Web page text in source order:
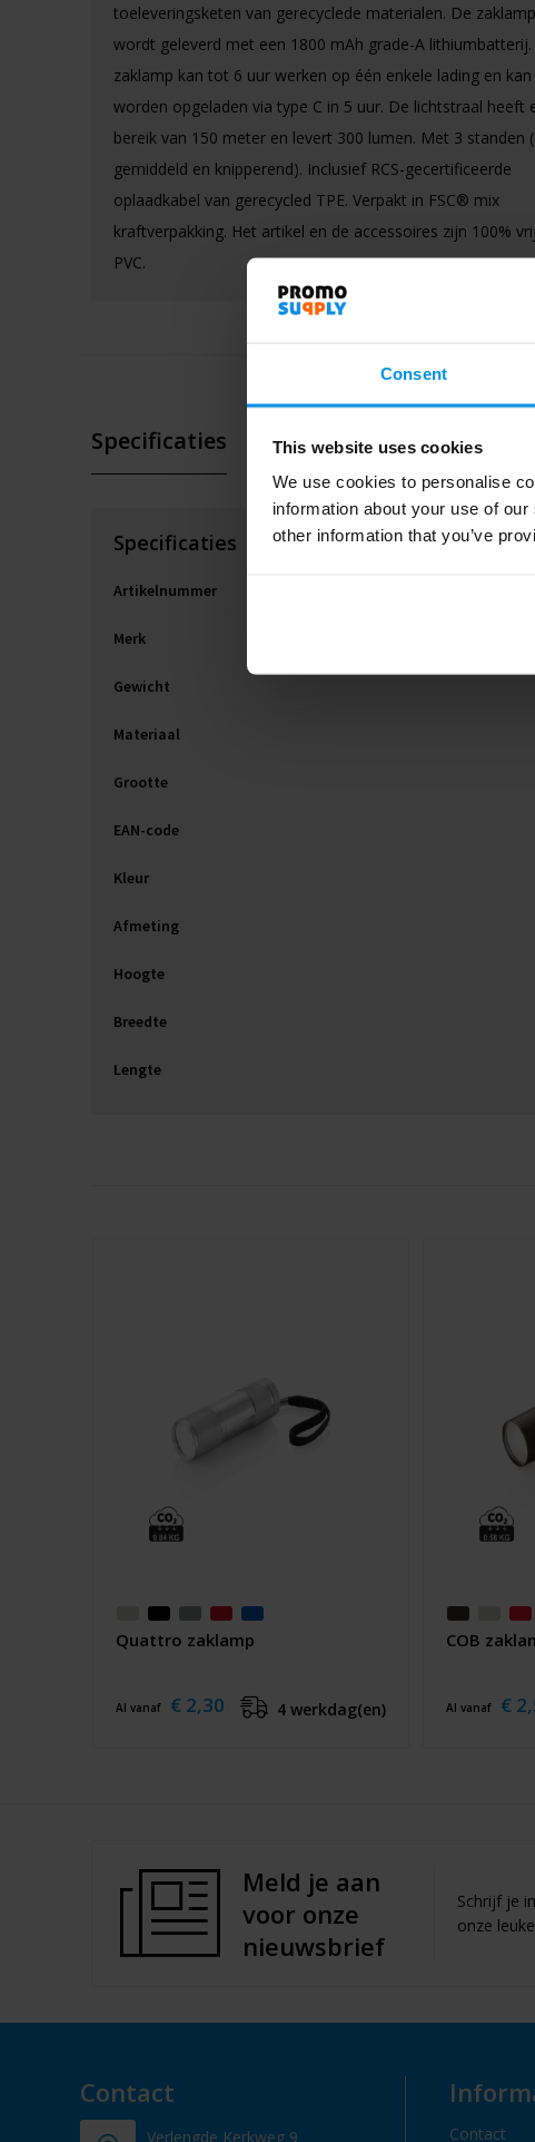
Consent
This website uses cookies
We use cookies to personalise
information about your use of
other information that you’ve
toeleveringsketen van gerecyclede materialen. De zaklamp
wordt geleverd met een 1800 mAh grade-A lithiumbatterij.
zaklamp kan tot 6 uur werken op één enkele lading en kan
worden opgeladen via type C in 5 uur. De lichtstraal heeft
bereik van 150 meter en levert 300 lumen. Met 3 standen
gemiddeld en knipperend). Inclusief RCS-gecertificeerde
oplaadkabel van gerecycled TPE. Verpakt in FSC® mix
kraftverpakking. Het artikel en de accessoires zijn 100%
PVC.
Specificaties
Specificaties
Artikelnummer
Merk
Gewicht
Materiaal
Grootte
EAN-code
Kleur
Afmeting
Hoogte
Breedte
Lengte
Quattro zaklamp
Al vanaf € 2,30 4 werkdag(en)
COB
Al vanaf €
Meld je aan
voor onze
nieuwsbrief
Schrijf je
onze
Contact
Verlengde Kerkweg 9 Contact